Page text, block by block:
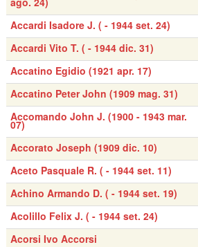
Accardi Isadore J. ( - 1944 set. 24)
Accardi Vito T. ( - 1944 dic. 31)
Accatino Egidio (1921 apr. 17)
Accatino Peter John (1909 mag. 31)
Accomando John J. (1900 - 1943 mar.
07)
Accorato Joseph (1909 dic. 10)
Aceto Pasquale R. ( - 1944 set. 11)
Achino Armando D. ( - 1944 set. 19)
Acolillo Felix J. ( - 1944 set. 24)
Acorsi Ivo Accorsi